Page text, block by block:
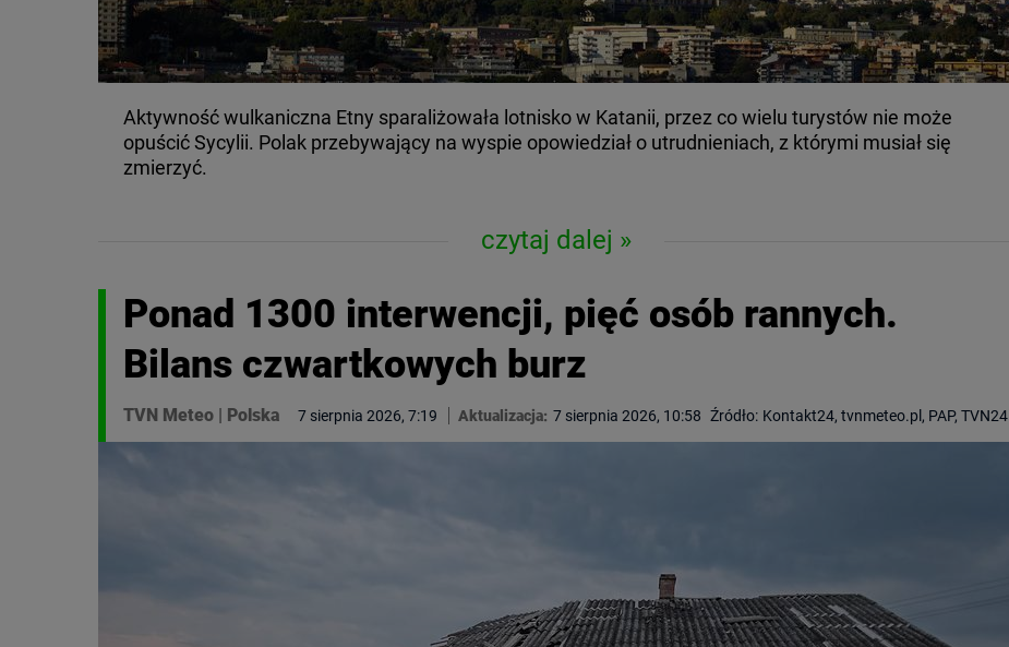
czytaj dalej
Aktywność wulkaniczna Etny sparaliżowała lotnisko w Katanii, przez co wielu turystów nie może
opuścić Sycylii. Polak przebywający na wyspie opowiedział o utrudnieniach, z którymi musiał się
zmierzyć.
Ponad 1300 interwencji, pięć osób rannych.
Bilans czwartkowych burz
TVN Meteo | Polska 7 sierpnia 2026, 7:19 Aktualizacja: 7 sierpnia 2026, 10:58 Źródło: Kontakt24, tvnmeteo.pl, PAP, TVN24